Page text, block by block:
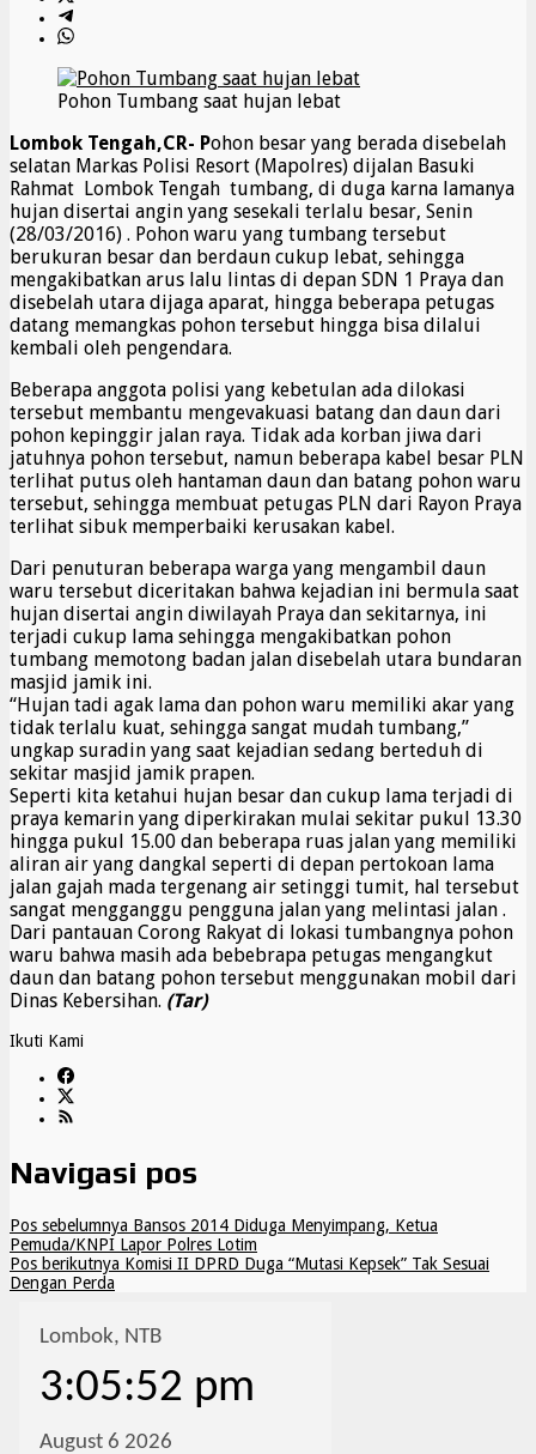
Pohon Tumbang saat hujan lebat
Lombok Tengah,CR- Pohon besar yang berada disebelah
selatan Markas Polisi Resort (Mapolres) dijalan Basuki
Rahmat Lombok Tengah tumbang, di duga karna lamanya
hujan disertai angin yang sesekali terlalu besar, Senin
(28/03/2016) . Pohon waru yang tumbang tersebut
berukuran besar dan berdaun cukup lebat, sehingga
mengakibatkan arus lalu lintas di depan SDN 1 Praya dan
disebelah utara dijaga aparat, hingga beberapa petugas
datang memangkas pohon tersebut hingga bisa dilalui
kembali oleh pengendara.
Beberapa anggota polisi yang kebetulan ada dilokasi
tersebut membantu mengevakuasi batang dan daun dari
pohon kepinggir jalan raya. Tidak ada korban jiwa dari
jatuhnya pohon tersebut, namun beberapa kabel besar PLN
terlihat putus oleh hantaman daun dan batang pohon waru
tersebut, sehingga membuat petugas PLN dari Rayon Praya
terlihat sibuk memperbaiki kerusakan kabel.
Dari penuturan beberapa warga yang mengambil daun
waru tersebut diceritakan bahwa kejadian ini bermula saat
hujan disertai angin diwilayah Praya dan sekitarnya, ini
terjadi cukup lama sehingga mengakibatkan pohon
tumbang memotong badan jalan disebelah utara bundaran
masjid jamik ini.
“Hujan tadi agak lama dan pohon waru memiliki akar yang
tidak terlalu kuat, sehingga sangat mudah tumbang,”
ungkap suradin yang saat kejadian sedang berteduh di
sekitar masjid jamik prapen.
Seperti kita ketahui hujan besar dan cukup lama terjadi di
praya kemarin yang diperkirakan mulai sekitar pukul 13.30
hingga pukul 15.00 dan beberapa ruas jalan yang memiliki
aliran air yang dangkal seperti di depan pertokoan lama
jalan gajah mada tergenang air setinggi tumit, hal tersebut
sangat mengganggu pengguna jalan yang melintasi jalan .
Dari pantauan Corong Rakyat di lokasi tumbangnya pohon
waru bahwa masih ada bebebrapa petugas mengangkut
daun dan batang pohon tersebut menggunakan mobil dari
Dinas Kebersihan. (Tar)
Ikuti Kami
Navigasi pos
Pos sebelumnya Bansos 2014 Diduga Menyimpang, Ketua
Pemuda/KNPI Lapor Polres Lotim
Pos berikutnya Komisi II DPRD Duga “Mutasi Kepsek” Tak Sesuai
Dengan Perda